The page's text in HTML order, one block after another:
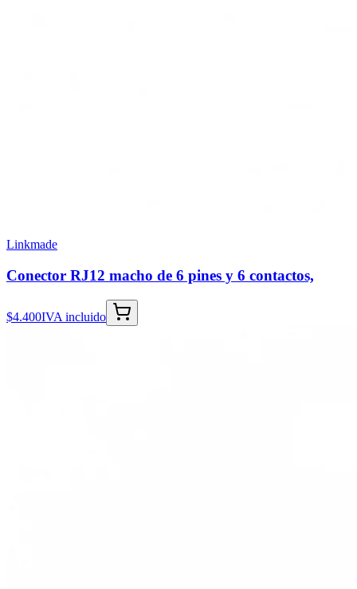
Linkmade
Conector RJ12 macho de 6 pines y 6 contactos,
$4.400IVA incluido